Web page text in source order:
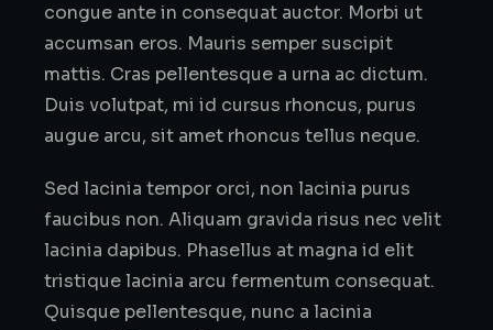
congue ante in consequat auctor. Morbi ut
accumsan eros. Mauris semper suscipit
mattis. Cras pellentesque a urna ac dictum.
Duis volutpat, mi id cursus rhoncus, purus
augue arcu, sit amet rhoncus tellus neque.
Sed lacinia tempor orci, non lacinia purus
faucibus non. Aliquam gravida risus nec velit
lacinia dapibus. Phasellus at magna id elit
tristique lacinia arcu fermentum consequat.
Quisque pellentesque, nunc a lacinia